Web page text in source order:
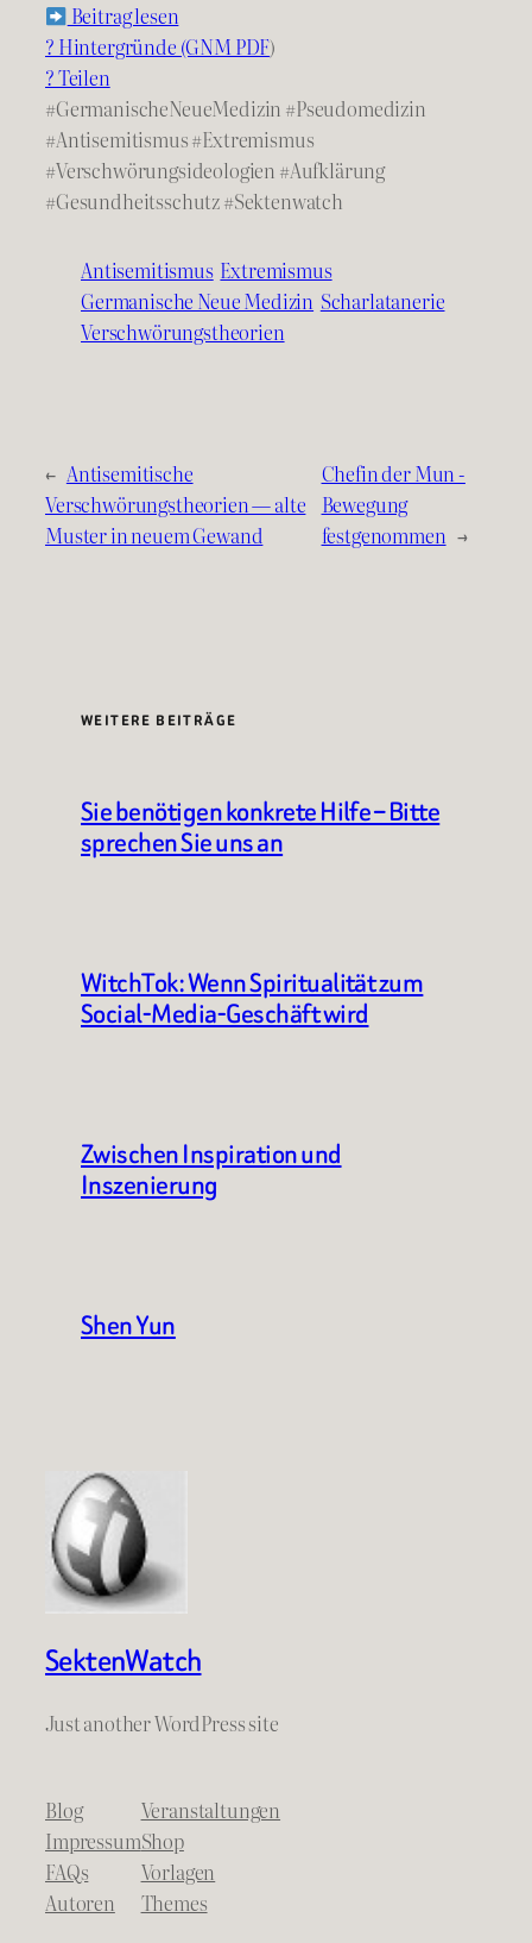
Beitrag lesen
? Hintergründe (GNM PDF)
? Teilen
#GermanischeNeueMedizin #Pseudomedizin
#Antisemitismus#Extremismus
#Verschwörungsideologien #Aufklärung
#Gesundheitsschutz#Sektenwatch
Antisemitismus Extremismus
Germanische Neue Medizin Scharlatanerie
Verschwörungstheorien
← Antisemitische
Verschwörungstheorien — alte
Muster in neuem Gewand
Chefin der Mun -
Bewegung
festgenommen →
WEITERE BEITRÄGE
Sie benötigen konkrete Hilfe – Bitte
sprechen Sie uns an
WitchTok: Wenn Spiritualität zum
Social-Media-Geschäft wird
Zwischen Inspiration und
Inszenierung
Shen Yun
SektenWatch
Just another WordPress site
Blog
Impressum
FAQs
Autoren
Veranstaltungen
Shop
Vorlagen
Themes